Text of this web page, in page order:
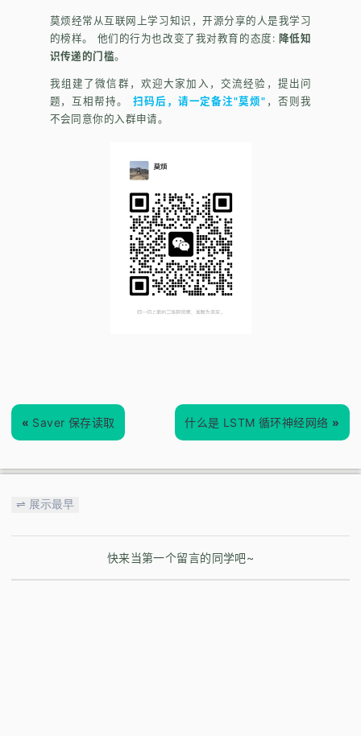
莫烦经常从互联网上学习知识，开源分享的人是我学习
的榜样。 他们的行为也改变了我对教育的态度: 降低知
识传递的门槛。
我组建了微信群，欢迎大家加入，交流经验，提出问
题，互相帮持。
扫码后，请一定备注"莫烦" ，否则我
不会同意你的入群申请。
« Saver 保存读取 什么是 LSTM 循环神经网络 »
⇌ 展示最早
快来当第一个留言的同学吧~